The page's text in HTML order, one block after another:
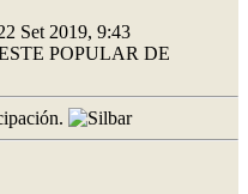
Set 2019, 9:43
POPULAR DE